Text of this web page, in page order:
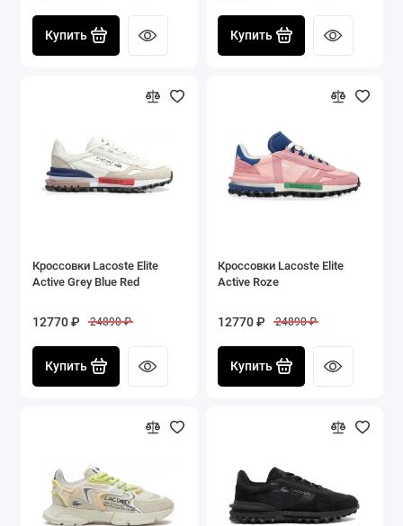
Купить Купить
Кроссовки Lacoste Elite
Active Grey Blue Red
12770 ₽ 24890 ₽
Купить
Кроссовки Lacoste Elite
Active Roze
12770 ₽ 24890 ₽
Купить